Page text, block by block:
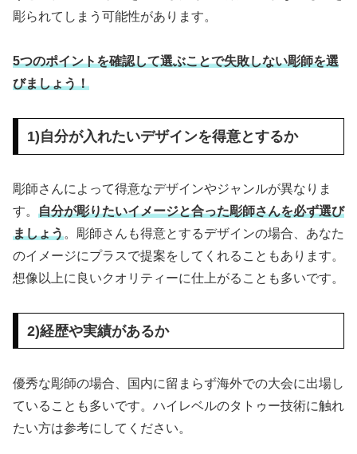
彫られてしまう可能性があります。
5つのポイントを確認して選ぶことで失敗しない彫師を選
びましょう！
1)自分が入れたいデザインを得意とするか
彫師さんによって得意なデザインやジャンルが異なりま
す。 自分が彫りたいイメージと合った彫師さんを必ず選び
ましょう。彫師さんも得意とするデザインの場合、あなた
のイメージにプラスで提案をしてくれることもあります。
想像以上に良いクオリティーに仕上がることも多いです。
2)経歴や実績があるか
優秀な彫師の場合、国内に留まらず海外での大会に出場し
ていることも多いです。ハイレベルのタトゥー技術に触れ
たい方は参考にしてください。